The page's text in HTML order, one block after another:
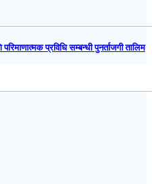
प्रविधि सम्बन्धी पुनर्ताजगी तालिम